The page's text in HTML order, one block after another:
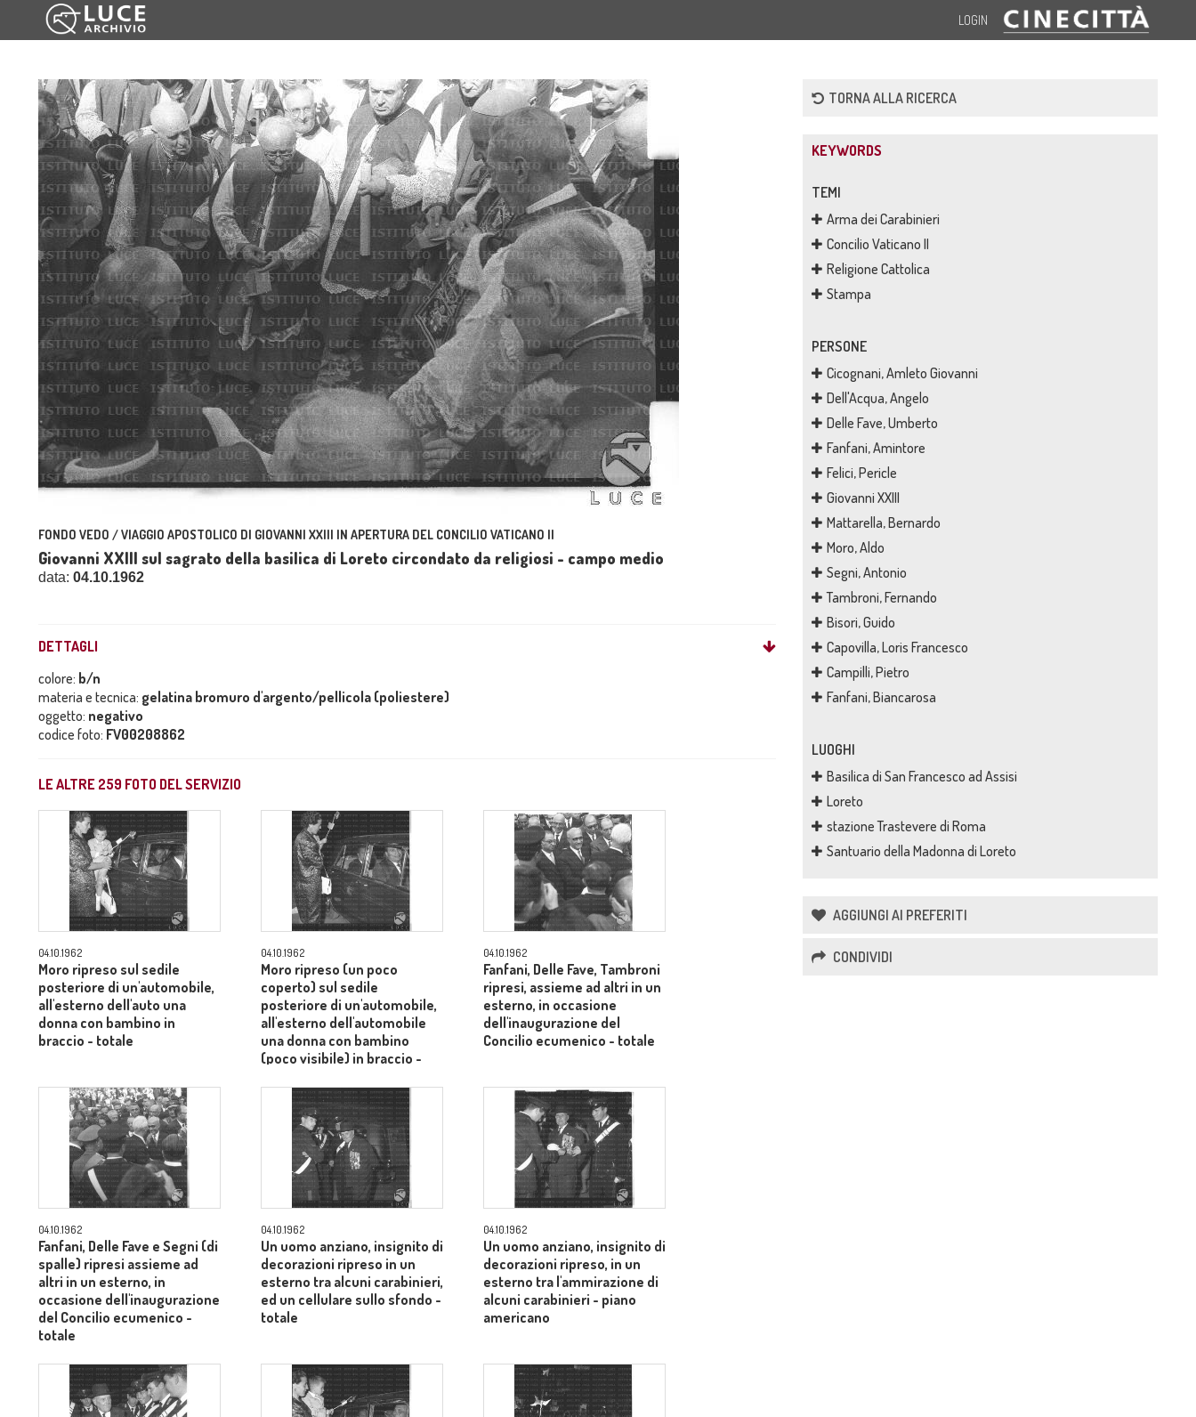
LOGIN
FONDO VEDO / VIAGGIO APOSTOLICO DI GIOVANNI XXIII IN APERTURA DEL CONCILIO VATICANO II
Giovanni XXIII sul sagrato della basilica di Loreto circondato da religiosi - campo medio
data: 04.10.1962
DETTAGLI
colore: b/n
materia e tecnica: gelatina bromuro d'argento/pellicola (poliestere)
oggetto: negativo
codice foto: FV00208862
LE ALTRE 259 FOTO DEL SERVIZIO
04.10.1962
Moro ripreso sul sedile
posteriore di un'automobile,
all'esterno dell'auto una
donna con bambino in
braccio - totale
04.10.1962
Moro ripreso (un poco
coperto) sul sedile
posteriore di un'automobile,
all'esterno dell'automobile
una donna con bambino
(poco visibile) in braccio -
04.10.1962
Fanfani, Delle Fave, Tambroni
ripresi, assieme ad altri in un
esterno, in occasione
dell'inaugurazione del
Concilio ecumenico - totale
04.10.1962
Fanfani, Delle Fave e Segni (di
spalle) ripresi assieme ad
altri in un esterno, in
occasione dell'inaugurazione
del Concilio ecumenico -
totale
04.10.1962
Un uomo anziano, insignito di
decorazioni ripreso in un
esterno tra alcuni carabinieri,
ed un cellulare sullo sfondo -
totale
04.10.1962
Un uomo anziano, insignito di
decorazioni ripreso, in un
esterno tra l'ammirazione di
alcuni carabinieri - piano
americano
TORNA ALLA RICERCA
KEYWORDS
TEMI
Arma dei Carabinieri
Concilio Vaticano II
Religione Cattolica
Stampa
PERSONE
Cicognani, Amleto Giovanni
Dell'Acqua, Angelo
Delle Fave, Umberto
Fanfani, Amintore
Felici, Pericle
Giovanni XXIII
Mattarella, Bernardo
Moro, Aldo
Segni, Antonio
Tambroni, Fernando
Bisori, Guido
Capovilla, Loris Francesco
Campilli, Pietro
Fanfani, Biancarosa
LUOGHI
Basilica di San Francesco ad Assisi
Loreto
stazione Trastevere di Roma
Santuario della Madonna di Loreto
AGGIUNGI AI PREFERITI
CONDIVIDI